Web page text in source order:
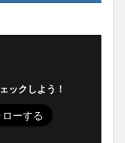
ックしよう！